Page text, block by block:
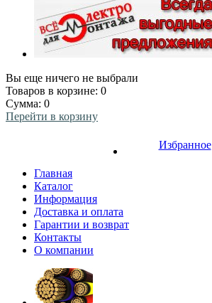
Вы еще ничего не выбрали
Товаров в корзине: 0
Сумма: 0
Перейти в корзину
Избранное
Главная
Каталог
Информация
Доставка и оплата
Гарантии и возврат
Контакты
О компании